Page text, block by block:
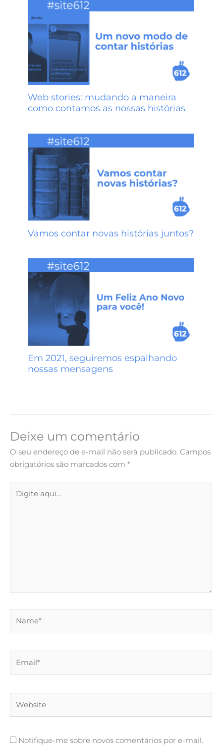
Web stories: mudando a maneira
como contamos as nossas histórias
Vamos contar novas histórias juntos?
Em 2021, seguiremos espalhando
nossas mensagens
Deixe um comentário
O seu endereço de e-mail não será publicado. Campos
obrigatórios são marcados com *
aqui...
Notifique-me sobre novos comentários por e-mail.